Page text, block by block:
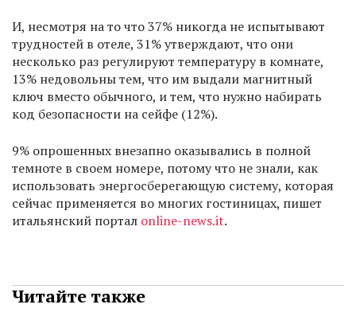
И, несмотря на то что 37% никогда не испытывают
трудностей в отеле, 31% утверждают, что они
несколько раз регулируют температуру в комнате,
13% недовольны тем, что им выдали магнитный
ключ вместо обычного, и тем, что нужно набирать
код безопасности на сейфе (12%).
9% опрошенных внезапно оказывались в полной
темноте в своем номере, потому что не знали, как
использовать энергосберегающую систему, которая
сейчас применяется во многих гостиницах, пишет
итальянский портал online-news.it.
Читайте также